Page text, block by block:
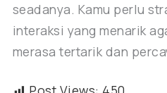
seadanya. Kamu perlu
interaksi yang menarik
merasa tertarik dan